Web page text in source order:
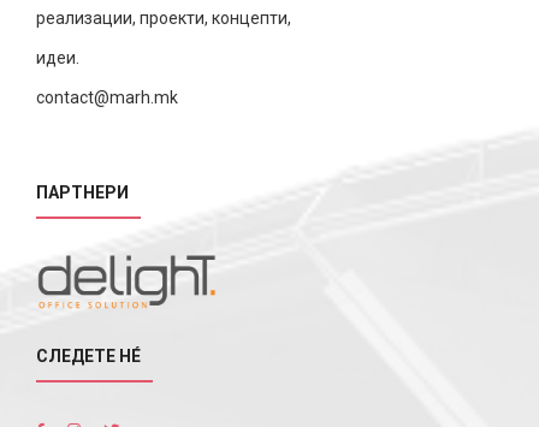
реализации, проекти, концепти,
идеи.
contact@marh.mk
ПАРТНЕРИ
СЛЕДЕТЕ НÉ